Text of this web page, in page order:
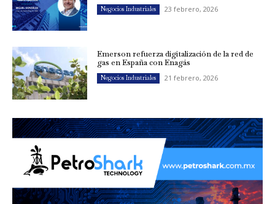
Negocios Industriales 23 febrero, 2026
Emerson refuerza digitalización de la red de
gas en España con Enagás
Negocios Industriales 21 febrero, 2026